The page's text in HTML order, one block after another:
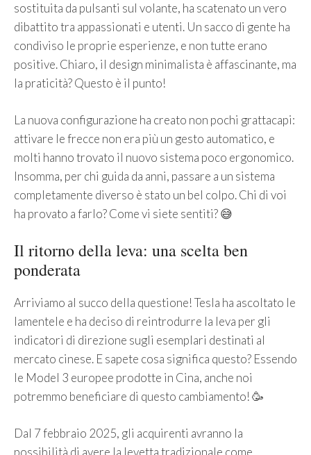
sostituita da pulsanti sul volante, ha scatenato un vero
dibattito tra appassionati e utenti. Un sacco di gente ha
condiviso le proprie esperienze, e non tutte erano
positive. Chiaro, il design minimalista è affascinante, ma
la praticità? Questo è il punto!
La nuova configurazione ha creato non pochi grattacapi:
attivare le frecce non era più un gesto automatico, e
molti hanno trovato il nuovo sistema poco ergonomico.
Insomma, per chi guida da anni, passare a un sistema
completamente diverso è stato un bel colpo. Chi di voi
ha provato a farlo? Come vi siete sentiti? 😅
Il ritorno della leva: una scelta ben
ponderata
Arriviamo al succo della questione! Tesla ha ascoltato le
lamentele e ha deciso di reintrodurre la leva per gli
indicatori di direzione sugli esemplari destinati al
mercato cinese. E sapete cosa significa questo? Essendo
le Model 3 europee prodotte in Cina, anche noi
potremmo beneficiare di questo cambiamento! 🥳
Dal 7 febbraio 2025, gli acquirenti avranno la
possibilità di avere la levetta tradizionale come